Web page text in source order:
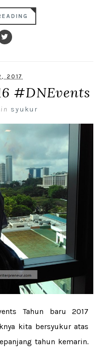
2017
#DNEvents
in syukur
Tahun baru 2017
kita bersyukur atas
tahun kemarin.